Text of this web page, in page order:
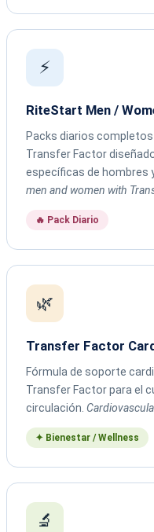
⚡
RiteStart Men /
Packs diarios
Transfer Factor
específicas de hombres
men and women with
🔥 Pack Diario
🌿
Transfer Factor
Fórmula de soporte
Transfer Factor para el
circulación.
✦ Bienestar / Wellness
🔬